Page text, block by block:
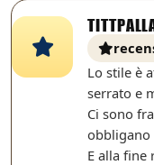
Lo stile è
serrato e
Ci sono
obbligano
E alla fine